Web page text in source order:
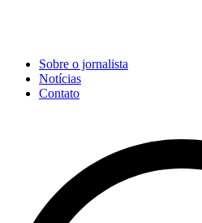
Sobre o jornalista
Notícias
Contato